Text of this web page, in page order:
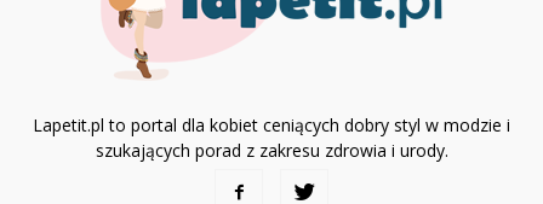
Lapetit.pl to portal dla kobiet ceniących dobry styl w modzie i
szukających porad z zakresu zdrowia i urody.